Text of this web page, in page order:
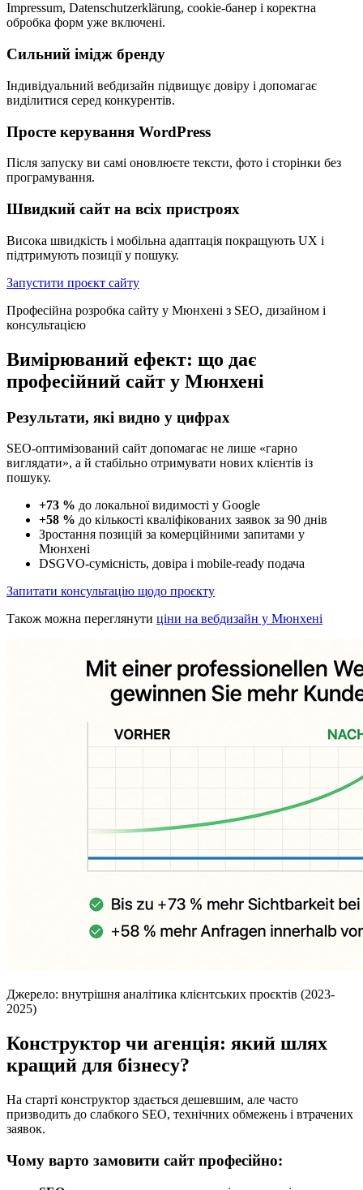
Impressum, Datenschutzerklärung, cookie-банер і коректна
обробка форм уже включені.
Сильний імідж бренду
Індивідуальний вебдизайн підвищує довіру і допомагає
виділитися серед конкурентів.
Просте керування WordPress
Після запуску ви самі оновлюєте тексти, фото і сторінки без
програмування.
Швидкий сайт на всіх пристроях
Висока швидкість і мобільна адаптація покращують UX і
підтримують позиції у пошуку.
Запустити проєкт сайту
Професійна розробка сайту у Мюнхені з SEO, дизайном і
консультацією
Вимірюваний ефект: що дає
професійний сайт у Мюнхені
Результати, які видно у цифрах
SEO-оптимізований сайт допомагає не лише «гарно
виглядати», а й стабільно отримувати нових клієнтів із
пошуку.
+73 % до локальної видимості у Google
+58 % до кількості кваліфікованих заявок за 90 днів
Зростання позицій за комерційними запитами у
Мюнхені
DSGVO-сумісність, довіра і mobile-ready подача
Запитати консультацію щодо проєкту
Також можна переглянути ціни на вебдизайн у Мюнхені
Джерело: внутрішня аналітика клієнтських проєктів (2023-
2025)
Конструктор чи агенція: який шлях
кращий для бізнесу?
На старті конструктор здається дешевшим, але часто
призводить до слабкого SEO, технічних обмежень і втрачених
заявок.
Чому варто замовити сайт професійно: